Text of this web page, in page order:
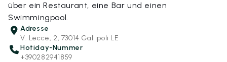
über ein Restaurant, eine Bar und einen
Swimmingpool.
Adresse
V. Lecce, 2, 73014 Gallipoli LE
Hotiday-Nummer
+390282941859